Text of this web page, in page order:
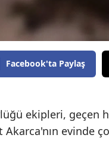
Facebook'ta Paylaş
ekipleri, geçen
evinde